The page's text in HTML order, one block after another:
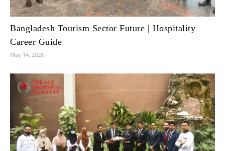
Bangladesh Tourism Sector Future | Hospitality
Career Guide
May 14, 2026